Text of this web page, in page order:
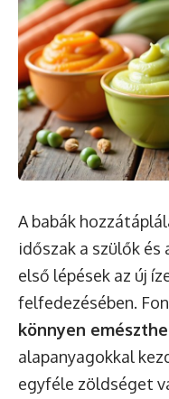
A babák
időszak a szülők és
első lépések az új
felfedezésében.
könnyen
alapanyagokkal
egyféle zöldséget